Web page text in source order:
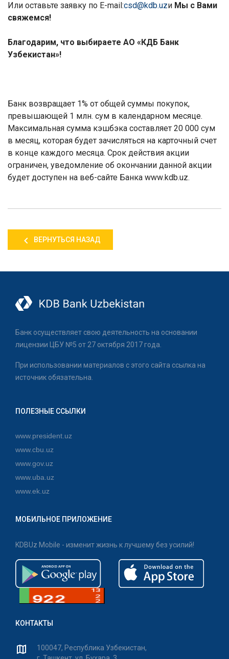
Или оставьте заявку по E-mail :csd@kdb.uzи Мы с Вами
свяжемся!
Благодарим, что выбираете АО «КДБ Банк
Узбекистан»!
Банк возвращает 1% от общей суммы покупок,
превышающей 1 млн. сум в календарном месяце.
Максимальная сумма кэшбэка составляет 20 000 сум
в месяц, которая будет зачисляться на карточный счет
в конце каждого месяца. Срок действия акции
ограничен, уведомление об окончании данной акции
будет доступен на веб-сайте Банка www.kdb.uz.
ВЕРНУТЬСЯ НАЗАД
Банк осуществляет свою деятельность на основании
лицензии ЦБУ №5 от 27 октября 2017 года.
При использовании материалов с этого сайта ссылка на
источник обязательна.
ПОЛЕЗНЫЕ ССЫЛКИ
www.president.uz
www.cbu.uz
www.gov.uz
www.uba.uz
www.ek.uz
МОБИЛЬНОЕ ПРИЛОЖЕНИЕ
KDBUz Mobile - изменит жизнь к лучшему без усилий!
КОНТАКТЫ
100047, Республика Узбекистан,